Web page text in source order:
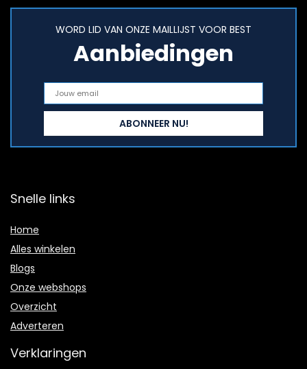
WORD LID VAN ONZE MAILLIJST VOOR BEST
Aanbiedingen
Snelle links
Home
Alles winkelen
Blogs
Onze webshops
Overzicht
Adverteren
Verklaringen